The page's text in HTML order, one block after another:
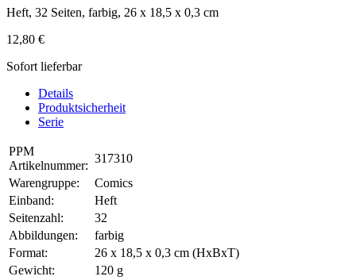
Heft, 32 Seiten, farbig, 26 x 18,5 x 0,3 cm
12,80 €
Sofort lieferbar
Details
Produktsicherheit
Serie
PPM
Artikelnummer:
317310
Warengruppe:
Comics
Einband:
Heft
Seitenzahl:
32
Abbildungen:
farbig
Format:
26 x 18,5 x 0,3 cm (HxBxT)
Gewicht:
120 g